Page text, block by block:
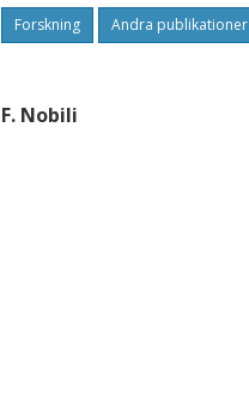
Forskning Andra publikationer
F. Nobili